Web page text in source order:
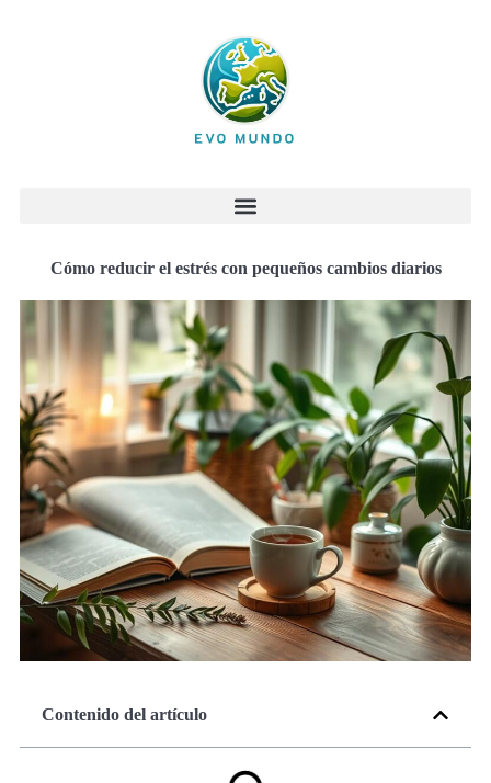
Cómo reducir el estrés con pequeños cambios diarios
Contenido del artículo